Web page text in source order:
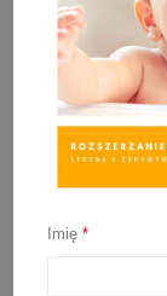
Jaka
Imię*